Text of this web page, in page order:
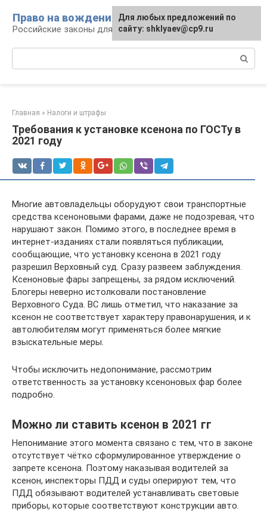
контенту
Право на вождение
Российские законы для автомобилистов
Главная » Налоги и штрафы
Требования к установке ксенона по ГОСТу в
2021 году
Многие автовладельцы оборудуют свои транспортные
средства ксеноновыми фарами, даже не подозревая, что
нарушают закон. Помимо этого, в последнее время в
интернет-изданиях стали появляться публикации,
сообщающие, что установку ксенона в 2021 году
разрешил Верховный суд. Сразу развеем заблуждения.
Ксеноновые фары запрещены, за рядом исключений.
Блогеры неверно истолковали постановление
Верховного Суда. ВС лишь отметил, что наказание за
ксенон не соответствует характеру правонарушения, и к
автолюбителям могут применяться более мягкие
взыскательные меры.
Чтобы исключить недопонимание, рассмотрим
ответственность за установку ксеноновых фар более
подробно.
Можно ли ставить ксенон в 2021 гг
Непонимание этого момента связано с тем, что в законе
отсутствует чётко сформулированное утверждение о
запрете ксенона. Поэтому наказывая водителей за
ксенон, инспекторы ПДД и суды оперируют тем, что
ПДД обязывают водителей устанавливать световые
приборы, которые соответствуют конструкции авто.
Для любых предложений по
сайту: shklyaev@cp9.ru